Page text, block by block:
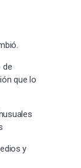
de
que lo
y